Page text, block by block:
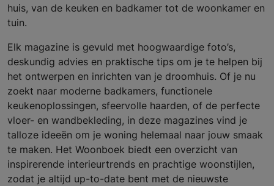
huis, van de keuken en badkamer tot de woonkamer en
tuin.
Elk magazine is gevuld met hoogwaardige foto’s,
deskundig advies en praktische tips om je te helpen bij
het ontwerpen en inrichten van je droomhuis. Of je nu
zoekt naar moderne badkamers, functionele
keukenoplossingen, sfeervolle haarden, of de perfecte
vloer- en wandbekleding, in deze magazines vind je
talloze ideeën om je woning helemaal naar jouw smaak
te maken. Het Woonboek biedt een overzicht van
inspirerende interieurtrends en prachtige woonstijlen,
zodat je altijd up-to-date bent met de nieuwste